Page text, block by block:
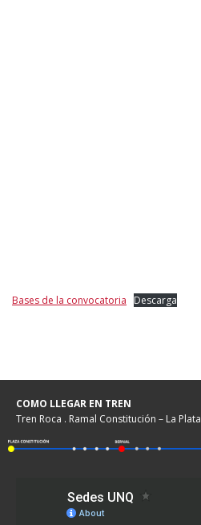
Bases de la convocatoria Descarga
COMO LLEGAR EN TREN
Tren Roca . Ramal Constitución – La Plata